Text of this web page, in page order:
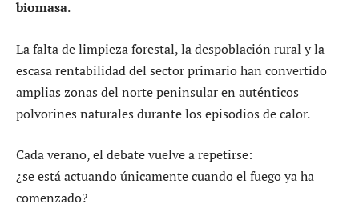
biomasa.
La falta de limpieza forestal, la despoblación rural y la
escasa rentabilidad del sector primario han convertido
amplias zonas del norte peninsular en auténticos
polvorines naturales durante los episodios de calor.
Cada verano, el debate vuelve a repetirse:
¿se está actuando únicamente cuando el fuego ya ha
comenzado?